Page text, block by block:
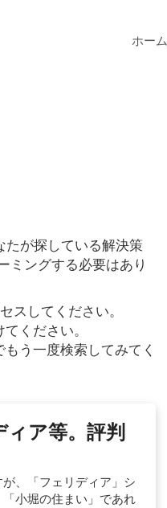
ホーム
が探している解決策
ミングする必要はあり
スしてください。
ください。
う一度検索してみてく
ア等。評判
、「フェリディア」シ
小堀の住まい」であれ